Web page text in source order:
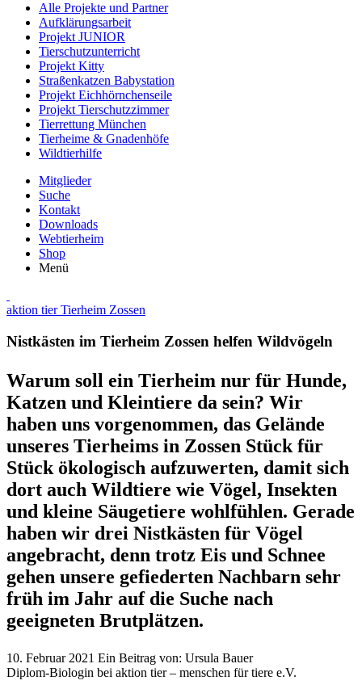
Alle Projekte und Partner
Aufklärungsarbeit
Projekt JUNIOR
Tierschutzunterricht
Projekt Kitty
Straßenkatzen Babystation
Projekt Eichhörnchenseile
Projekt Tierschutzzimmer
Tierrettung München
Tierheime & Gnadenhöfe
Wildtierhilfe
Mitglieder
Suche
Kontakt
Downloads
Webtierheim
Shop
Menü
aktion tier Tierheim Zossen
Nistkästen im Tierheim Zossen helfen Wildvögeln
Warum soll ein Tierheim nur für Hunde,
Katzen und Kleintiere da sein? Wir
haben uns vorgenommen, das Gelände
unseres Tierheims in Zossen Stück für
Stück ökologisch aufzuwerten, damit sich
dort auch Wildtiere wie Vögel, Insekten
und kleine Säugetiere wohlfühlen. Gerade
haben wir drei Nistkästen für Vögel
angebracht, denn trotz Eis und Schnee
gehen unsere gefiederten Nachbarn sehr
früh im Jahr auf die Suche nach
geeigneten Brutplätzen.
10. Februar 2021 Ein Beitrag von: Ursula Bauer
Diplom-Biologin bei aktion tier – menschen für tiere e.V.